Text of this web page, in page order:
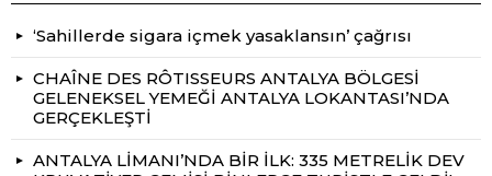
‘Sahillerde sigara içmek yasaklansın’ çağrısı
CHAÎNE DES RÔTISSEURS ANTALYA BÖLGESİ
GELENEKSEL YEMEĞİ ANTALYA LOKANTASI’NDA
GERÇEKLEŞTİ
ANTALYA LİMANI’NDA BİR İLK: 335 METRELİK DEV